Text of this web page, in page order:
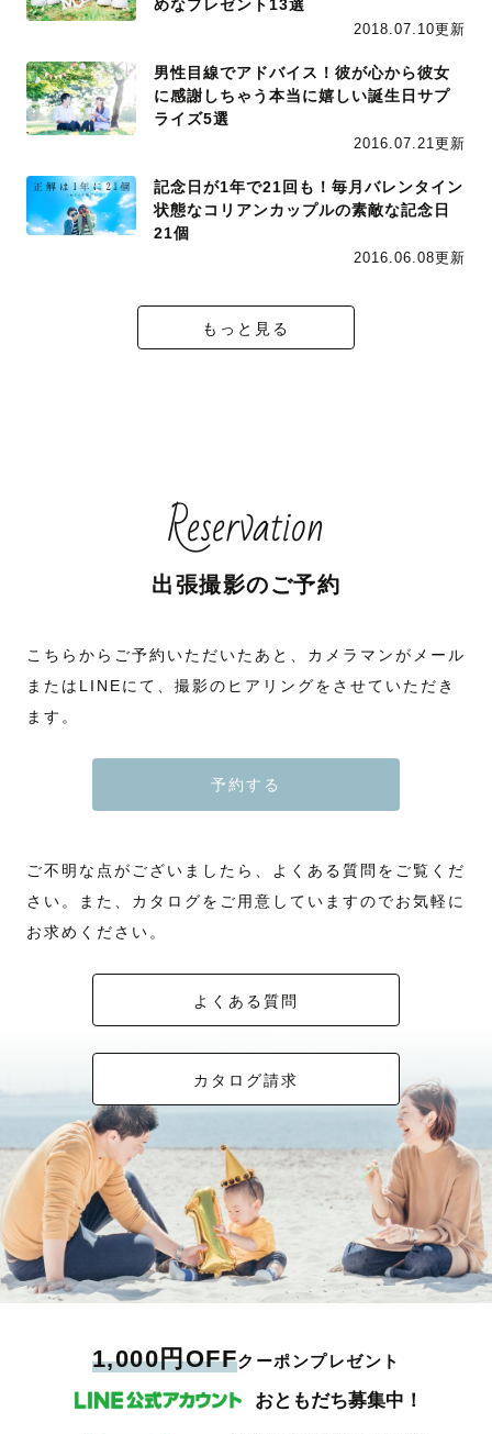
めなプレゼント13選
2018.07.10更新
男性目線でアドバイス！彼が心から彼女
に感謝しちゃう本当に嬉しい誕生日サプ
ライズ5選
2016.07.21更新
記念日が1年で21回も！毎月バレンタイン
状態なコリアンカップルの素敵な記念日
21個
2016.06.08更新
もっと見る
Reservation
出張撮影のご予約
こちらからご予約いただいたあと、カメラマンがメール
またはLINEにて、撮影のヒアリングをさせていただき
ます。
予約する
ご不明な点がございましたら、よくある質問をご覧くだ
さい。また、カタログをご用意していますのでお気軽に
お求めください。
よくある質問
カタログ請求
1,000円OFFクーポンプレゼント
おともだち募集中！